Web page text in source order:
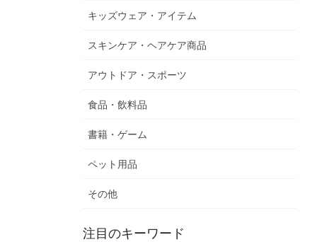
キッズウェア・アイテム
スキンケア・ヘアケア商品
アウトドア・スポーツ
食品・飲料品
書籍・ゲーム
ペット用品
その他
注目のキーワード